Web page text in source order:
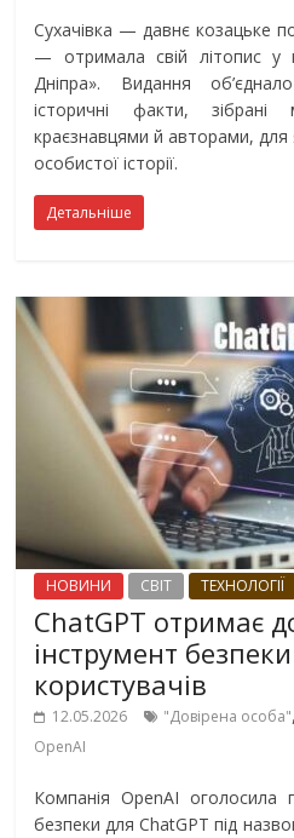
Сухачівка — давнє козацьке
— отримала свій літопис у
Дніпра». Видання
історичні факти, зібрані
краєзнавцями й авторами,
особистої історії.
Детальніше
НОВИНИ СВІТ ТЕХНОЛОГІЇ
ChatGPT отримає
інструмент
користувачів
12.05.2026 "Довірена особа",
OpenAI
Компанія OpenAI оголосила
безпеки для ChatGPT під